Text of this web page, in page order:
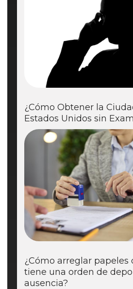
¿Cómo Obtener la
Estados Unidos sin
¿Cómo arreglar papeles
tiene una orden de
ausencia?